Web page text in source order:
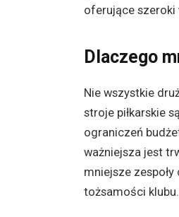
oferujące
Dlaczego
Nie wszystkie
stroje piłkarskie
ograniczeń
ważniejsza jest
mniejsze
tożsamości klubu.